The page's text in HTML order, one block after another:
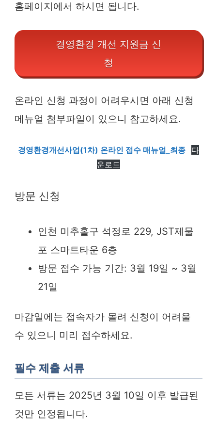
홈페이지에서 하시면 됩니다.
경영환경 개선 지원금 신
청
온라인 신청 과정이 어려우시면 아래 신청
메뉴얼 첨부파일이 있으니 참고하세요.
경영환경개선사업(1차) 온라인 접수 매뉴얼_최종
다
운로드
방문 신청
인천 미추홀구 석정로 229, JST제물
포 스마트타운 6층
방문 접수 가능 기간: 3월 19일 ~ 3월
21일
마감일에는 접속자가 몰려 신청이 어려울
수 있으니 미리 접수하세요.
필수 제출 서류
모든 서류는 2025년 3월 10일 이후 발급된
것만 인정됩니다.